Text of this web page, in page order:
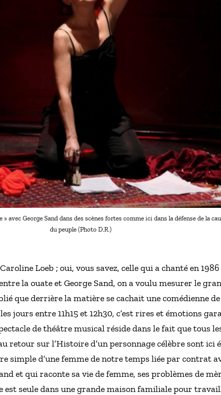
avec George Sand dans des scènes fortes comme ici dans la défense de la
du peuple (Photo D.R.)
Loeb ; oui, vous savez, celle qui a chanté en 1986
la ouate et George Sand, on a voulu mesurer le
que derrière la matière se cachait une comédienne
jours entre 11h15 et 12h30, c’est rires et émotions
de théâtre musical réside dans le fait que tous
retour sur l’Histoire d’un personnage célèbre sont ici
simple d’une femme de notre temps liée par contrat
et qui raconte sa vie de femme, ses problèmes de
est seule dans une grande maison familiale pour